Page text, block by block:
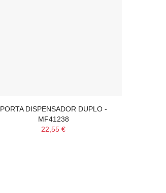
PORTA DISPENSADOR DUPLO -
MF41238
22,55 €